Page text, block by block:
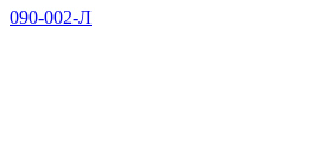
090-002-Л